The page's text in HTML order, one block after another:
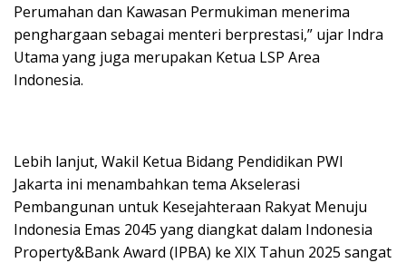
Perumahan dan Kawasan Permukiman menerima
penghargaan sebagai menteri berprestasi,” ujar Indra
Utama yang juga merupakan Ketua LSP Area
Indonesia.
Lebih lanjut, Wakil Ketua Bidang Pendidikan PWI
Jakarta ini menambahkan tema Akselerasi
Pembangunan untuk Kesejahteraan Rakyat Menuju
Indonesia Emas 2045 yang diangkat dalam Indonesia
Property&Bank Award (IPBA) ke XIX Tahun 2025 sangat